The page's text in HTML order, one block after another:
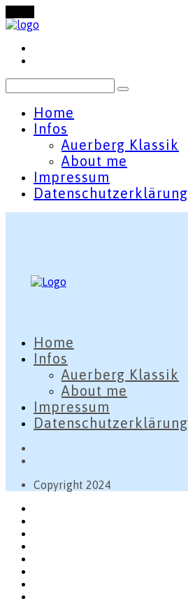
Home
Infos
Auerberg Klassik
About me
Impressum
Datenschutzerklärung
Home
Infos
Auerberg Klassik
About me
Impressum
Datenschutzerklärung
Copyright 2024